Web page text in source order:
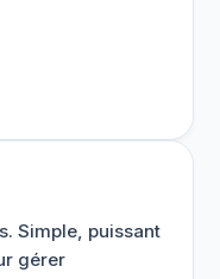
Simple, puissant
gérer